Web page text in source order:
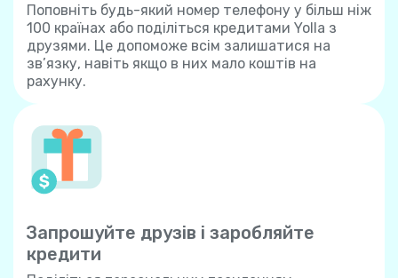
Поповніть будь-який номер телефону у більш ніж
100 країнах або поділіться кредитами Yolla з
друзями. Це допоможе всім залишатися на
зв’язку, навіть якщо в них мало коштів на
рахунку.
Запрошуйте друзів і заробляйте
кредити